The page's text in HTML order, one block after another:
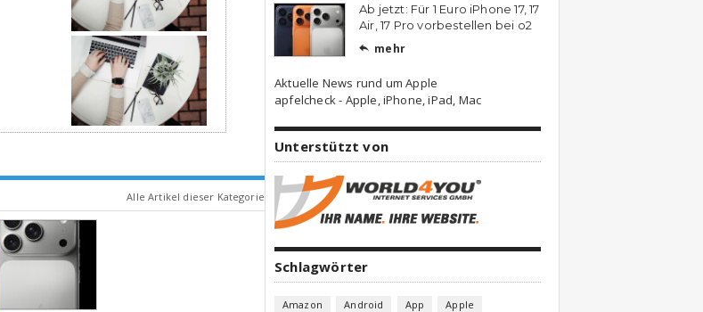
Alle Artikel dieser Kategorie
Ab jetzt: Für 1 Euro iPhone 17, 17
Air, 17 Pro vorbestellen bei o2
 mehr
Aktuelle News rund um Apple
apfelcheck - Apple, iPhone, iPad, Mac
Unterstützt von
Schlagwörter
Amazon Android App
Apple